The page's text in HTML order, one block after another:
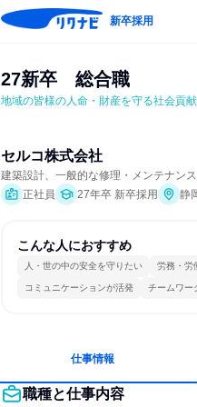
新卒採用
27新卒　総合職
地域の皆様の人命・財産を守る社会貢
セルコ株式会社
建築設計、一般的な修理・メンテナン
正社員
27年卒 新卒採用 静
こんな人におすすめ
人・世の中の安全を守りたい 労務・労
コミュニケーションが活発 チームワー
仕事情報
職種と仕事内容